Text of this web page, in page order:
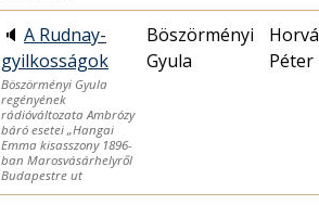
🔈 A Rudnay-
gyilkosságok
Böszörményi Gyula
regényének
rádióváltozata Ambrózy
báró esetei „Hangai
Emma kisasszony 1896-
ban Marosvásárhelyről
Budapestre ut
Böszörményi
Gyula
Péter